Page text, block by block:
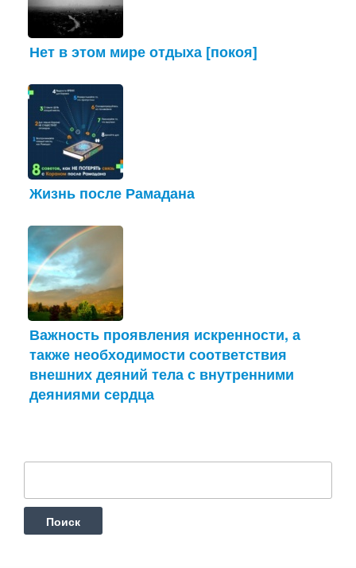
Нет в этом мире отдыха [покоя]
Жизнь после Рамадана
Важность проявления искренности, а
также необходимости соответствия
внешних деяний тела с внутренними
деяниями сердца